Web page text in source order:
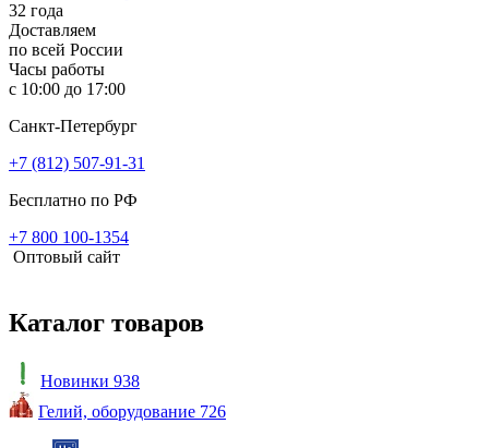
32 года
Доставляем
по всей России
Часы работы
с 10:00 до 17:00
Санкт-Петербург
+7 (812) 507-91-31
Бесплатно по РФ
+7 800 100-1354
Оптовый сайт
Каталог товаров
Новинки 938
Гелий, оборудование 726